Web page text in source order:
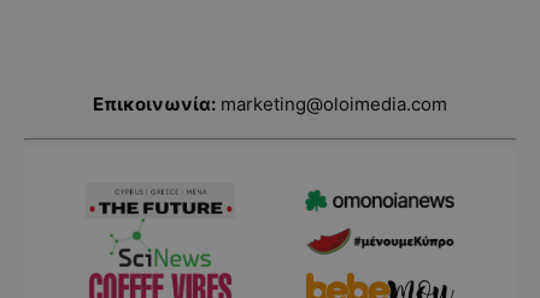
Επικοινωνία: marketing@oloimedia.com